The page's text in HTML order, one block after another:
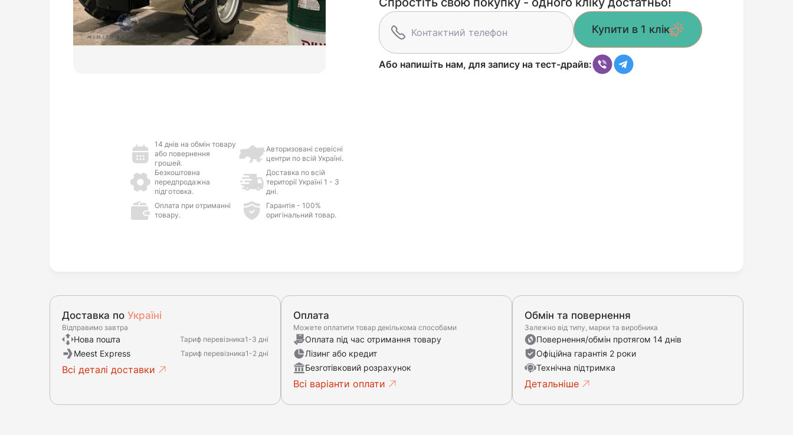
14 днів на обмін товару
або повернення
грошей.
Авторизовані сервісні
центри по всій Україні.
Безкоштовна
передпродажна
підготовка.
Доставка по всій
території Україні 1 - 3
дні.
Оплата при отриманні
товару.
Гарантія - 100%
оригінальний товар.
Купити в 1 клік
Або напишіть нам, для запису на тест-драйв:
Доставка по Україні
Відправимо завтра
Нова пошта Тариф перевізника1-3 дні
Meest Express Тариф перевізника1-2 дні
Всі деталі доставки
Оплата
Можете оплатити товар декількома способами
Оплата під час отримання товару
Лізинг або кредит
Безготівковий розрахунок
Всі варіанти оплати
Обмін та повернення
Залежно від типу, марки та виробника
Повернення/обмін протягом 14 днів
Офіційна гарантія 2 роки
Технічна підтримка
Детальніше